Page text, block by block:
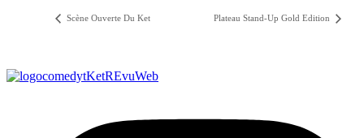
Scène Ouverte Du Ket Plateau Stand-Up Gold Edition